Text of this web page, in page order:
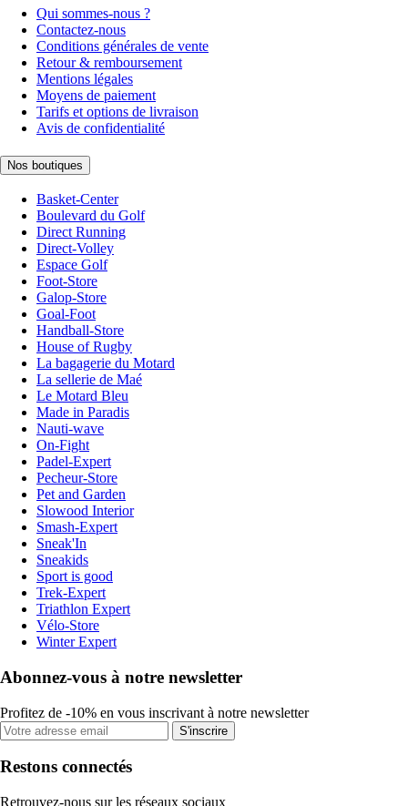
Qui sommes-nous ?
Contactez-nous
Conditions générales de vente
Retour & remboursement
Mentions légales
Moyens de paiement
Tarifs et options de livraison
Avis de confidentialité
Nos boutiques
Basket-Center
Boulevard du Golf
Direct Running
Direct-Volley
Espace Golf
Foot-Store
Galop-Store
Goal-Foot
Handball-Store
House of Rugby
La bagagerie du Motard
La sellerie de Maé
Le Motard Bleu
Made in Paradis
Nauti-wave
On-Fight
Padel-Expert
Pecheur-Store
Pet and Garden
Slowood Interior
Smash-Expert
Sneak'In
Sneakids
Sport is good
Trek-Expert
Triathlon Expert
Vélo-Store
Winter Expert
Abonnez-vous à notre newsletter
Profitez de -10% en vous inscrivant à notre newsletter
S'inscrire
Restons connectés
Retrouvez-nous sur les réseaux sociaux